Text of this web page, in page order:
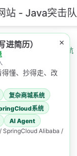
站 - Java突击队
主页
AI教程导航
ClaudeCode 教程导航
库上手
约定读
×
简历）
懂、抄得走、改
复杂商城系统
系统
AI Agent
SpringCloud Alibaba /